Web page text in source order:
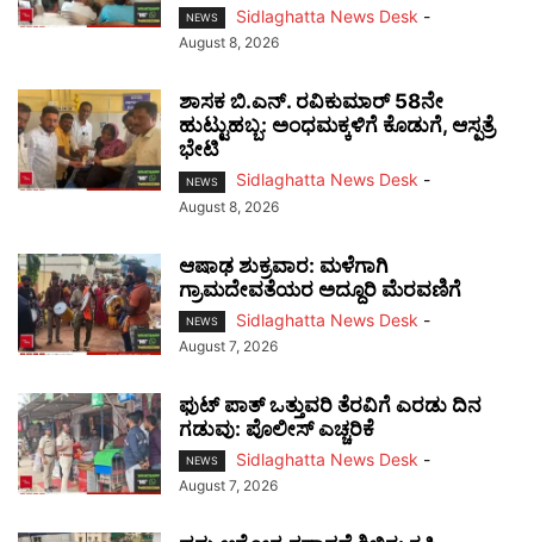
NEWS Sidlaghatta News Desk -
August 8, 2026
ಶಾಸಕ ಬಿ.ಎನ್. ರವಿಕುಮಾರ್ 58ನೇ
ಹುಟ್ಟುಹಬ್ಬ: ಅಂಧಮಕ್ಕಳಿಗೆ ಕೊಡುಗೆ, ಆಸ್ಪತ್ರೆ
ಭೇಟಿ
NEWS Sidlaghatta News Desk -
August 8, 2026
ಆಷಾಢ ಶುಕ್ರವಾರ: ಮಳೆಗಾಗಿ
ಗ್ರಾಮದೇವತೆಯರ ಅದ್ದೂರಿ ಮೆರವಣಿಗೆ
NEWS Sidlaghatta News Desk -
August 7, 2026
ಫುಟ್‌ ಪಾತ್ ಒತ್ತುವರಿ ತೆರವಿಗೆ ಎರಡು ದಿನ
ಗಡುವು: ಪೊಲೀಸ್ ಎಚ್ಚರಿಕೆ
NEWS Sidlaghatta News Desk -
August 7, 2026